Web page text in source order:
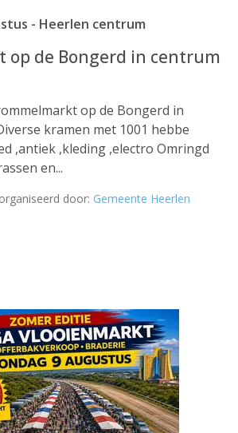
- Heerlen centrum
op de Bongerd in centrum
op de Bongerd in
kramen met 1001 hebbe
,antiek ,kleding ,electro Omringd
en...
door: Gemeente Heerlen